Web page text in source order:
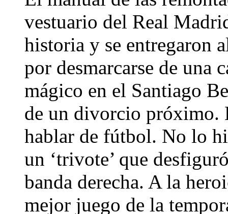
vestuario del Real
historia y se entregaron
por desmarcarse de una
mágico en el Santiago
de un divorcio próximo.
hablar de fútbol. No lo
un ‘trivote’ que
banda derecha. A la
mejor juego de la